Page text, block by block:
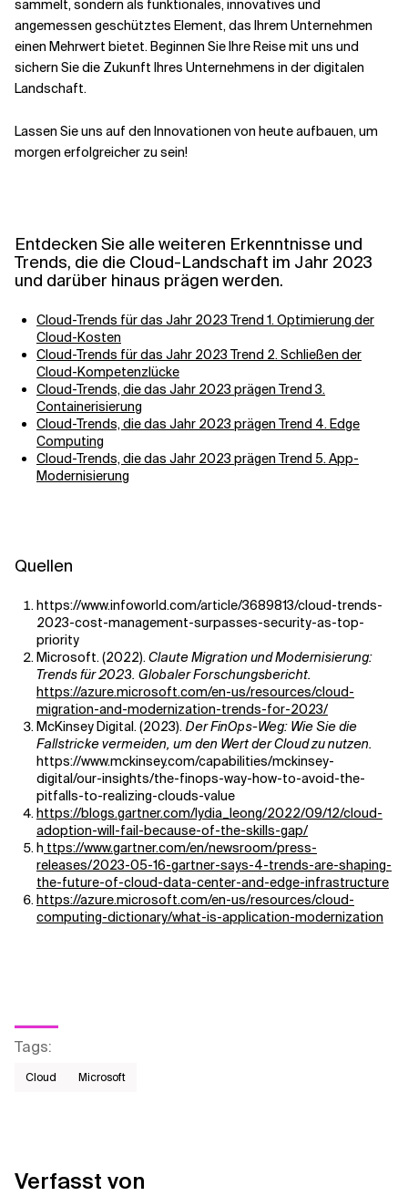
sammelt, sondern als funktionales, innovatives und
angemessen geschütztes Element, das Ihrem Unternehmen
einen Mehrwert bietet. Beginnen Sie Ihre Reise mit uns und
sichern Sie die Zukunft Ihres Unternehmens in der digitalen
Landschaft.
Lassen Sie uns auf den Innovationen von heute aufbauen, um
morgen erfolgreicher zu sein!
Entdecken Sie alle weiteren Erkenntnisse und
Trends, die die Cloud-Landschaft im Jahr 2023
und darüber hinaus prägen werden.
Cloud-Trends für das Jahr 2023 Trend 1. Optimierung der
Cloud-Kosten
Cloud-Trends für das Jahr 2023 Trend 2. Schließen der
Cloud-Kompetenzlücke
Cloud-Trends, die das Jahr 2023 prägen Trend 3.
Containerisierung
Cloud-Trends, die das Jahr 2023 prägen Trend 4. Edge
Computing
Cloud-Trends, die das Jahr 2023 prägen Trend 5. App-
Modernisierung
Quellen
https://www.infoworld.com/article/3689813/cloud-trends-
2023-cost-management-surpasses-security-as-top-
priority
Microsoft. (2022).Claute Migration und Modernisierung:
Trends für 2023. Globaler Forschungsbericht.
https://azure.microsoft.com/en-us/resources/cloud-
migration-and-modernization-trends-for-2023/
McKinsey Digital. (2023). Der FinOps-Weg: Wie Sie die
Fallstricke vermeiden, um den Wert der Cloud zu nutzen.
https://www.mckinsey.com/capabilities/mckinsey-
digital/our-insights/the-finops-way-how-to-avoid-the-
pitfalls-to-realizing-clouds-value
https://blogs.gartner.com/lydia_leong/2022/09/12/cloud-
adoption-will-fail-because-of-the-skills-gap/
h ttps://www.gartner.com/en/newsroom/press-
releases/2023-05-16-gartner-says-4-trends-are-shaping-
the-future-of-cloud-data-center-and-edge-infrastructure
https://azure.microsoft.com/en-us/resources/cloud-
computing-dictionary/what-is-application-modernization
Tags:
Cloud Microsoft
Verfasst von